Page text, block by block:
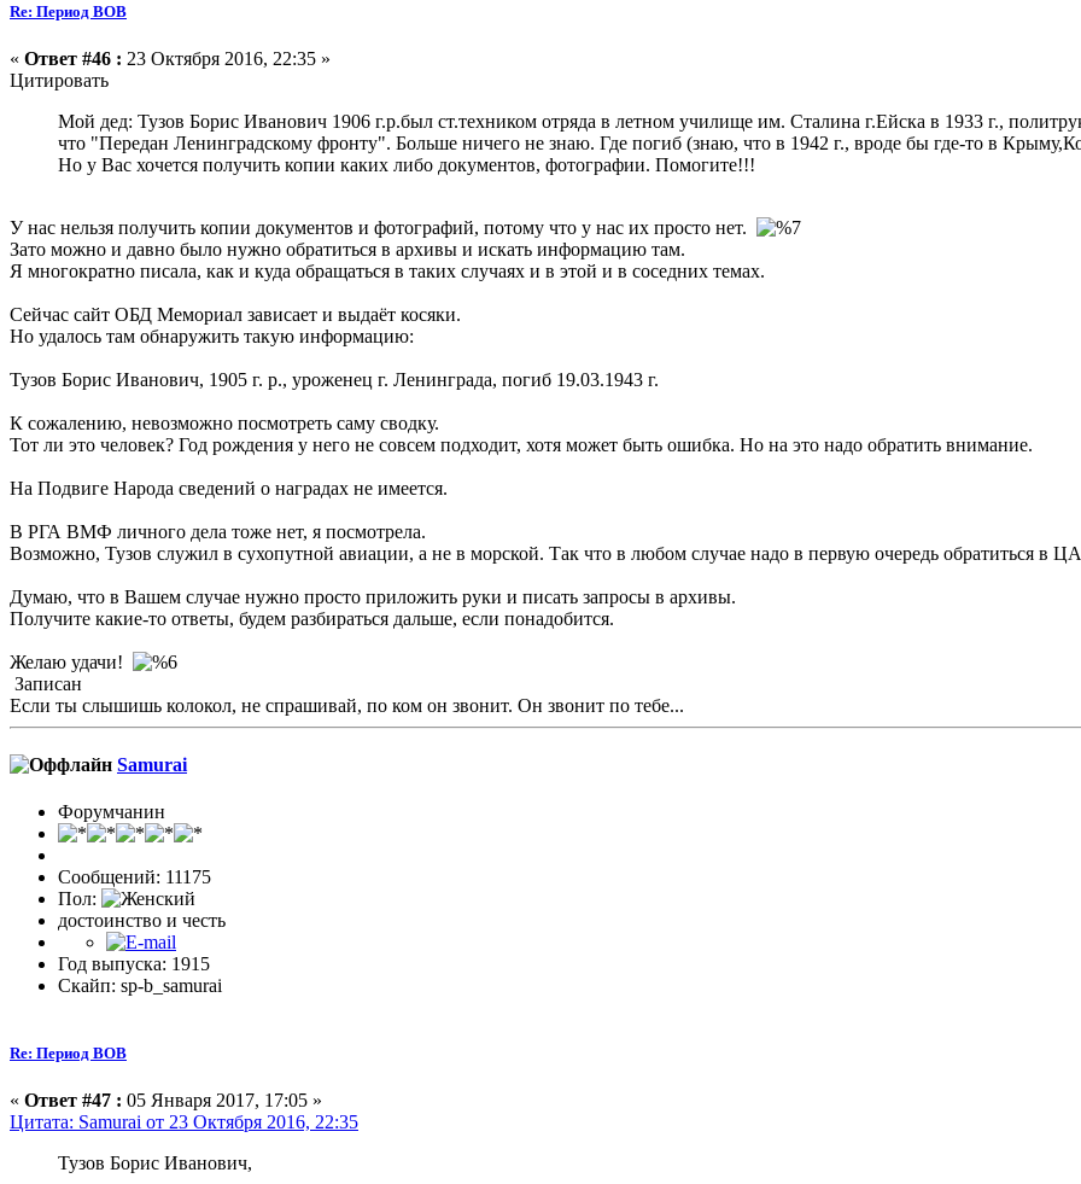
Re: Период ВОВ
« Ответ #46 : 23 Октября 2016, 22:35 »
Цитировать
Мой дед: Тузов Борис Иванович 1906 г.р.был ст.техником отряда в летном училище им. Сталина г.Ейска в 1933 г.,
что "Передан Ленинградскому фронту". Больше ничего не знаю. Где погиб (знаю, что в 1942 г., вроде бы где-то в
Но у Вас хочется получить копии каких либо документов, фотографии. Помогите!!!
У нас нельзя получить копии документов и фотографий, потому что у нас их просто нет.
Зато можно и давно было нужно обратиться в архивы и искать информацию там.
Я многократно писала, как и куда обращаться в таких случаях и в этой и в соседних темах.
Сейчас сайт ОБД Мемориал зависает и выдаёт косяки.
Но удалось там обнаружить такую информацию:
Тузов Борис Иванович, 1905 г. р., уроженец г. Ленинграда, погиб 19.03.1943 г.
К сожалению, невозможно посмотреть саму сводку.
Тот ли это человек? Год рождения у него не совсем подходит, хотя может быть ошибка. Но на это надо обратить внимание.
На Подвиге Народа сведений о наградах не имеется.
В РГА ВМФ личного дела тоже нет, я посмотрела.
Возможно, Тузов служил в сухопутной авиации, а не в морской. Так что в любом случае надо в первую очередь обратиться в
Думаю, что в Вашем случае нужно просто приложить руки и писать запросы в архивы.
Получите какие-то ответы, будем разбираться дальше, если понадобится.
Желаю удачи!
Записан
Если ты слышишь колокол, не спрашивай, по ком он звонит. Он звонит по тебе...
Samurai
Форумчанин
Сообщений: 11175
Пол:
достоинство и честь
Год выпуска: 1915
Скайп: sp-b_samurai
Re: Период ВОВ
« Ответ #47 : 05 Января 2017, 17:05 »
Цитата: Samurai от 23 Октября 2016, 22:35
Тузов Борис Иванович,